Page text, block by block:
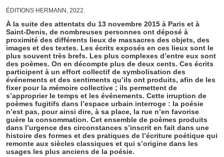
ÉDITIONS HERMANN, 2022.
À la suite des attentats du 13 novembre 2015 à Paris et à
Saint-Denis, de nombreuses personnes ont déposé à
proximité des différents lieux de massacres des objets, des
images et des textes. Les écrits exposés en ces lieux sont le
plus souvent très brefs. Les plus complexes d’entre eux sont
des poèmes. On en décompte plus de deux cents. Ces écrits
participent à un effort collectif de symbolisation des
événements et des sentiments qu’ils ont produits, afin de les
fixer pour la mémoire collective ; ils permettent de
s’approprier le temps et les événements. Cette irruption de
poèmes fugitifs dans l’espace urbain interroge : la poésie
n’est pas, pour ainsi dire, à sa place, la rue n’en favorise
guère la consommation. Cet ensemble de poèmes produits
dans l’urgence des circonstances s’inscrit en fait dans une
histoire des formes et des pratiques de l’écriture poétique qui
remonte aux siècles classiques et qui s’origine dans les
usages les plus anciens de la poésie.